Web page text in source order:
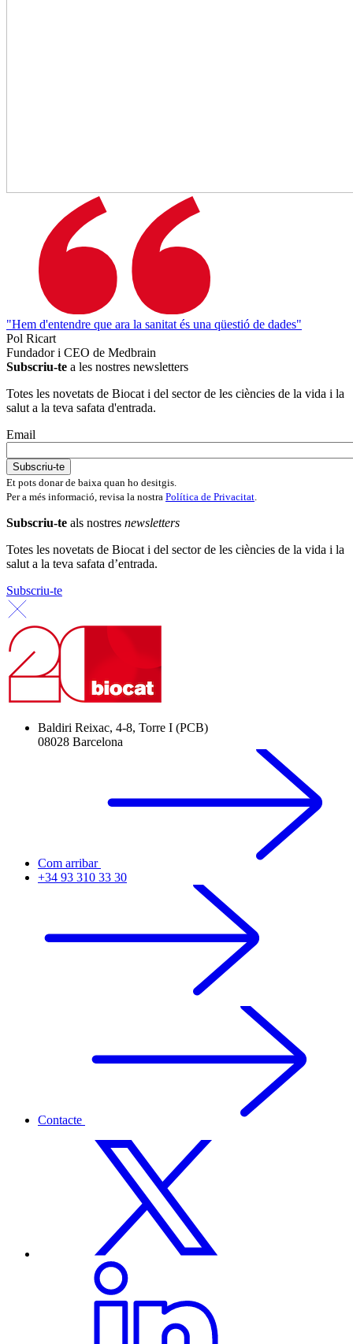
"Hem d'entendre que ara la sanitat és una qüestió de dades"
Pol Ricart
Fundador i CEO de Medbrain
Subscriu-te a les nostres newsletters
Totes les novetats de Biocat i del sector de les ciències de la vida i la
salut a la teva safata d'entrada.
Email
Et pots donar de baixa quan ho desitgis.
Per a més informació, revisa la nostra Política de Privacitat
Subscriu-te als nostres newsletters
Totes les novetats de Biocat i del sector de les ciències de la vida i la
salut a la teva safata d’entrada.
Subscriu-te
Baldiri Reixac, 4-8, Torre I (PCB)
08028 Barcelona
Com arribar
+34 93 310 33 30
Contacte